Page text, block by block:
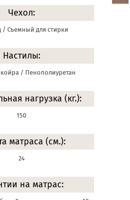
Чехол:
/ Съемный для стирки
Настилы:
/ Пенополиуретан
нагрузка (кг.):
150
матраса (см.):
24
на матрас: